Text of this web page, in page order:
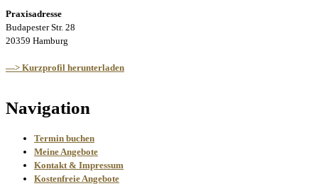
Praxisadresse
Budapester Str. 28
20359 Hamburg
—> Kurzprofil herunterladen
Navigation
Termin buchen
Meine Angebote
Kontakt & Impressum
Kostenfreie Angebote